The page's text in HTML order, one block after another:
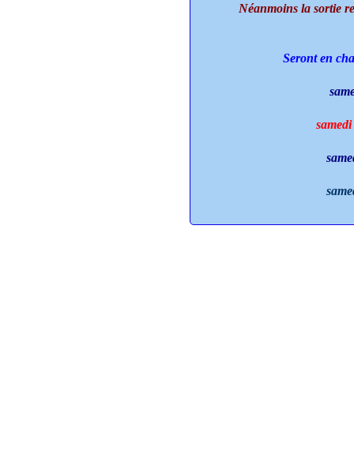
Néanmoins la sortie
Seront en